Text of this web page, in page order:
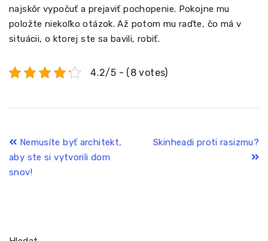
najskôr vypočuť a prejaviť pochopenie. Pokojne mu
položte niekoľko otázok. Až potom mu raďte, čo má v
situácii, o ktorej ste sa bavili, robiť.
4.2/5 - (8 votes)
Navigace
pro
Nemusíte byť architekt,
aby ste si vytvorili dom
snov!
Skinheadi proti rasizmu?